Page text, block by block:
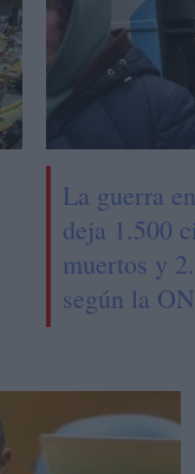
La guerra
deja 1.500
muertos y
según la